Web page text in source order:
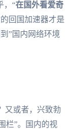
，“在国外看爱奇
回国加速器才是
”国内网络环境
又或者，兴致勃
栏”。国内的视